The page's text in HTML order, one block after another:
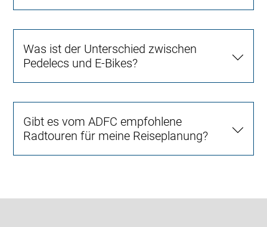
Was ist der Unterschied zwischen
Pedelecs und E-Bikes?
Gibt es vom ADFC empfohlene
Radtouren für meine Reiseplanung?